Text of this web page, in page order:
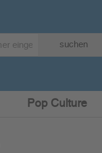
suchen
Pop Culture